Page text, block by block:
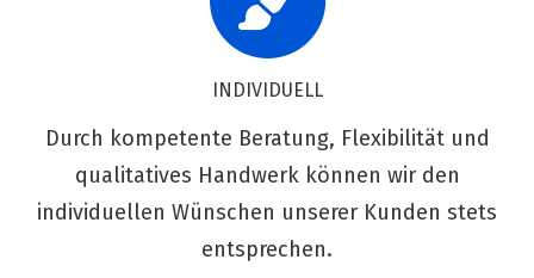
INDIVIDUELL
Durch kompetente Beratung, Flexibilität und
qualitatives Handwerk können wir den
individuellen Wünschen unserer Kunden stets
entsprechen.